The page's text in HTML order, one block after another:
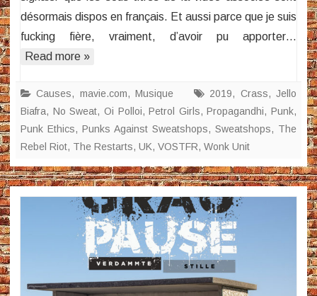
désormais dispos en français. Et aussi parce que je suis
fucking fière, vraiment, d’avoir pu apporter…
Read more »
Causes, mavie.com, Musique 2019, Crass,Jello
Biafra, No Sweat, Oi Polloi,Petrol Girls,Propagandhi, Punk,
Punk Ethics, Punks Against Sweatshops, Sweatshops, The
Rebel Riot, The Restarts, UK, VOSTFR, Wonk Unit